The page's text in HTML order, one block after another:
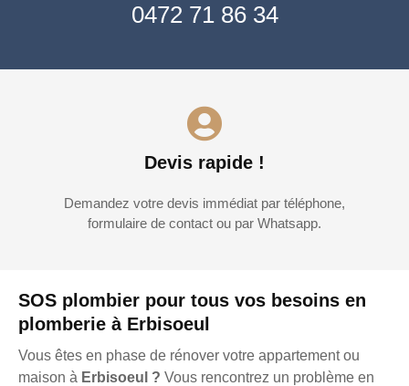
SOS plombier pour tous vos besoins en
plomberie à Erbisoeul
Vous êtes en phase de rénover votre appartement ou
maison à Erbisoeul ? Vous rencontrez un problème en
0472 71 86 34
Devis rapide !
Demandez votre devis immédiat par téléphone,
formulaire de contact ou par Whatsapp.